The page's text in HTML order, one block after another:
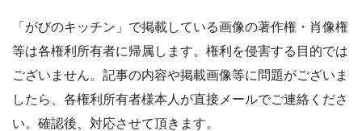
「がびのキッチン」で掲載している画像の著作権・肖像権
等は各権利所有者に帰属します。権利を侵害する目的では
ございません。記事の内容や掲載画像等に問題がございま
したら、各権利所有者様本人が直接メールでご連絡くださ
い。確認後、対応させて頂きます。